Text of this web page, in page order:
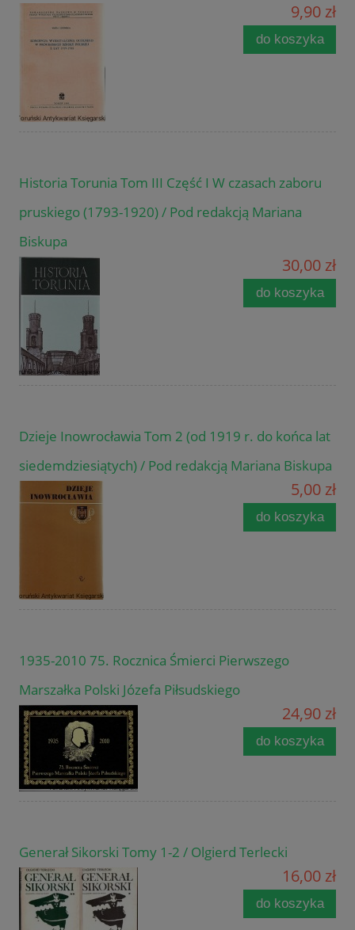
9,90 zł
do koszyka
Historia Torunia Tom III Część I W czasach zaboru
pruskiego (1793-1920) / Pod redakcją Mariana
Biskupa
30,00 zł
do koszyka
Dzieje Inowrocławia Tom 2 (od 1919 r. do końca lat
siedemdziesiątych) / Pod redakcją Mariana Biskupa
5,00 zł
do koszyka
1935-2010 75. Rocznica Śmierci Pierwszego
Marszałka Polski Józefa Piłsudskiego
24,90 zł
do koszyka
Generał Sikorski Tomy 1-2 / Olgierd Terlecki
16,00 zł
do koszyka